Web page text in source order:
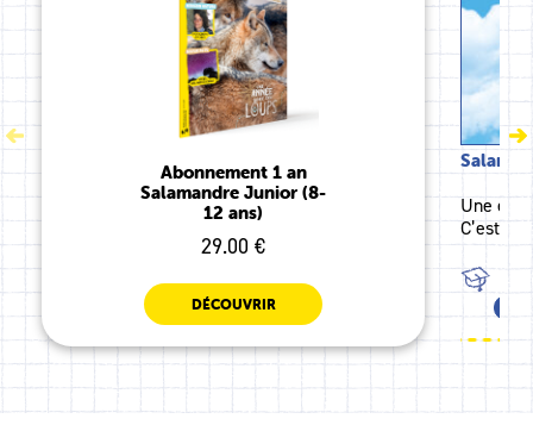
Abonnement 1 an
Salamandre Junior (8-
12 ans)
29.00 €
DÉCOUVRIR
Une
C’est